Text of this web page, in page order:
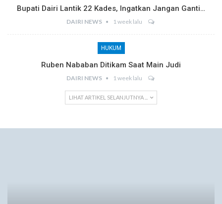
Bupati Dairi Lantik 22 Kades, Ingatkan Jangan Ganti…
DAIRI NEWS 1 week lalu
HUKUM
Ruben Nababan Ditikam Saat Main Judi
DAIRI NEWS 1 week lalu
LIHAT ARTIKEL SELANJUTNYA ...